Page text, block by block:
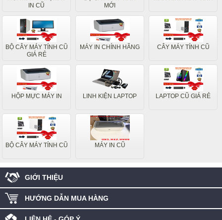
IN CŨ
MỚI
BỘ CÂY MÁY TÍNH CŨ
GIÁ RẺ
MÁY IN CHÍNH HÃNG CÂY MÁY TÍNH CŨ
HỘP MỰC MÁY IN LINH KIỆN LAPTOP LAPTOP CŨ GIÁ RẺ
BỘ CÂY MÁY TÍNH CŨ MÁY IN CŨ
GIỚI THIỆU
HƯỚNG DẪN MUA HÀNG